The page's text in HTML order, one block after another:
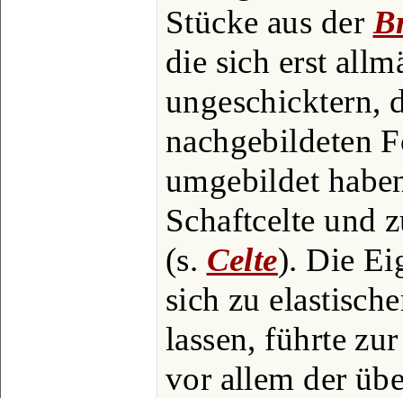
Stücke aus der
die sich erst
ungeschicktern,
nachgebildeten
umgebildet
Schaftcelte und
(s. Celte). Die
sich zu
lassen, führte
vor allem der